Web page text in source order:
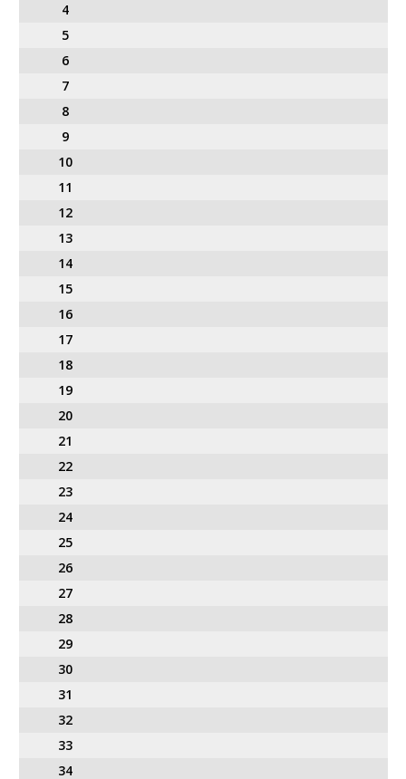
4
5
6
7
8
9
10
11
12
13
14
15
16
17
18
19
20
21
22
23
24
25
26
27
28
29
30
31
32
33
34